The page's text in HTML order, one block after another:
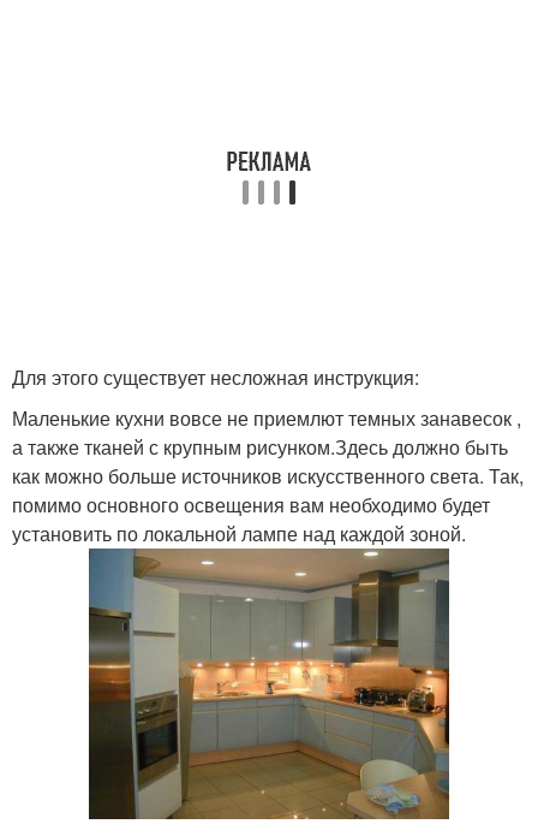
Для этого существует несложная инструкция:
Маленькие кухни вовсе не приемлют темных занавесок ,
а также тканей с крупным рисунком.Здесь должно быть
как можно больше источников искусственного света. Так,
помимо основного освещения вам необходимо будет
установить по локальной лампе над каждой зоной.